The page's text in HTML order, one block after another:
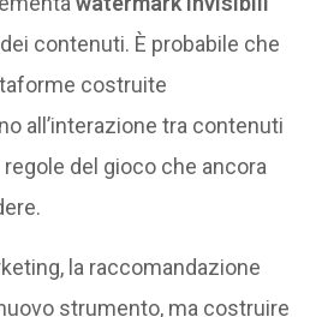
contenuti. È probabile che
costruite
all’interazione tra contenuti
del gioco che ancora
la raccomandazione
strumento, ma costruire